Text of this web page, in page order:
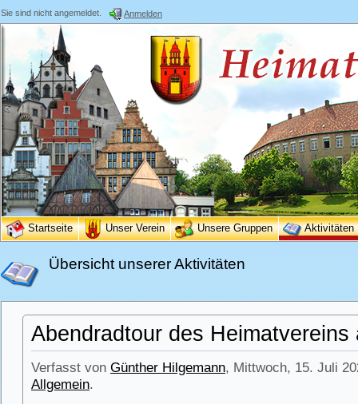
Sie sind nicht angemeldet. Anmelden
Startseite Unser Verein Unsere Gruppen Aktivitäten
Übersicht unserer Aktivitäten
Abendradtour des Heimatvereins
Verfasst von Günther Hilgemann, Mittwoch, 15. Juli
Allgemein.